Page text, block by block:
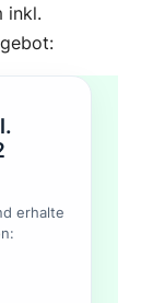
inkl.
erhalte